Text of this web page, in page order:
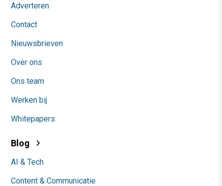
Adverteren
Contact
Nieuwsbrieven
Over ons
Ons team
Werken bij
Whitepapers
Blog
AI & Tech
Content & Communicatie